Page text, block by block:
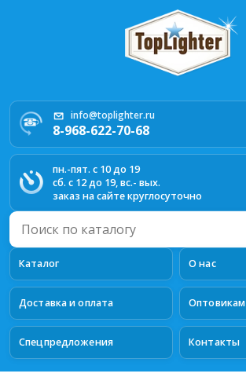
info@toplighter.ru
8-968-622-70-68
пн.-пят. с 10 до 19
сб. с 12 до 19, вс.- вых.
заказ на сайте круглосуточно
Каталог О нас
Доставка и оплата Оптовикам
Спецпредложения Контакты
Поиск
по
каталогу